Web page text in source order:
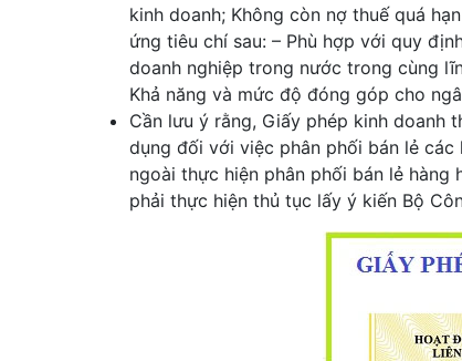
kinh doanh; Không còn nợ thuế quá
ứng tiêu chí sau: – Phù hợp với quy
doanh nghiệp trong nước trong cùng
Khả năng và mức độ đóng góp cho
Cần lưu ý rằng, Giấy phép kinh doanh
dụng đối với việc phân phối bán lẻ
ngoài thực hiện phân phối bán lẻ hàng
phải thực hiện thủ tục lấy ý kiến Bộ